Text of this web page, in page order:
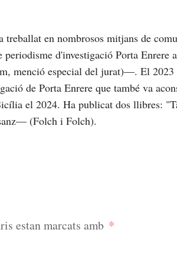
en nombrosos mitjans de
d'investigació Porta Enrere
menció especial del jurat)—. El 2023
de Porta Enrere que també va
el 2024. Ha publicat dos llibres:
(Folch i Folch).
estan marcats amb *